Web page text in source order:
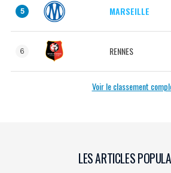
5 MARSEILLE
6 RENNES
Voir le classement
LES ARTICLES